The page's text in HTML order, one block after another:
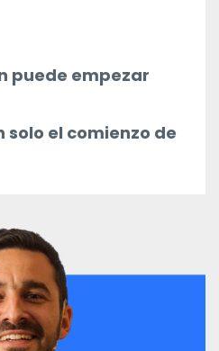
puede empezar
solo el comienzo de